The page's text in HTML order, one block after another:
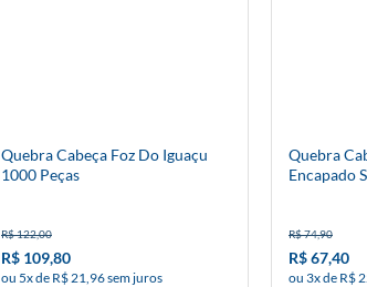
Quebra Cabeça Foz Do Iguaçu
1000 Peças
R$ 122,00
R$ 109,80
ou 5x de R$ 21,96 sem juros
Quebra
Encapado
R$ 74,90
R$ 67,40
ou 3x de R$